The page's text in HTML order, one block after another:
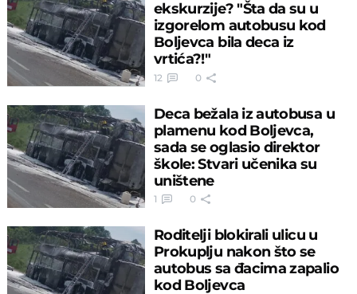
ekskurzije? "Šta da su u
izgorelom autobusu kod
Boljevca bila deca iz
vrtića?!"
12 0
Deca bežala iz autobusa u
plamenu kod Boljevca,
sada se oglasio direktor
škole: Stvari učenika su
uništene
1 0
Roditelji blokirali ulicu u
Prokuplju nakon što se
autobus sa đacima zapalio
kod Boljevca